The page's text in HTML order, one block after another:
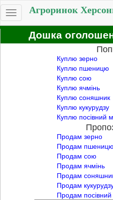
Toggle
navigation
Агроринок
Дошка
Куплю зерно
Куплю пшеницю
Куплю сою
Куплю ячмінь
Куплю соняшник
Куплю кукурудзу
Куплю посівний
Продам зерно
Продам пшеницю
Продам сою
Продам ячмінь
Продам
Продам
Продам посівний